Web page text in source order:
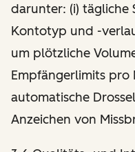
darunter: (i) tägliche
Kontotyp und -
um plötzliche
Empfängerlimits pro
automatische
Anzeichen von